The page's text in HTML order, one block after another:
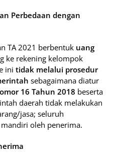
Perbedaan dengan
TA 2021 berbentuk uang
ke rekening kelompok
ini tidak melalui prosedur
sebagaimana diatur
16 Tahun 2018 beserta
daerah tidak melakukan
jasa; seluruh
oleh penerima.